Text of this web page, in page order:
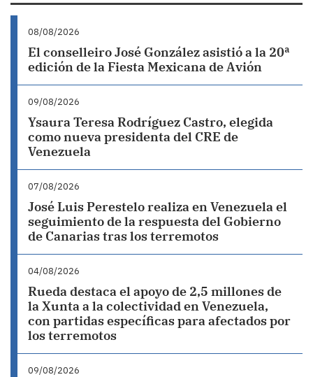
08/08/2026
El conselleiro José González asistió a la 20ª
edición de la Fiesta Mexicana de Avión
09/08/2026
Ysaura Teresa Rodríguez Castro, elegida
como nueva presidenta del CRE de
Venezuela
07/08/2026
José Luis Perestelo realiza en Venezuela el
seguimiento de la respuesta del Gobierno
de Canarias tras los terremotos
04/08/2026
Rueda destaca el apoyo de 2,5 millones de
la Xunta a la colectividad en Venezuela,
con partidas específicas para afectados por
los terremotos
09/08/2026